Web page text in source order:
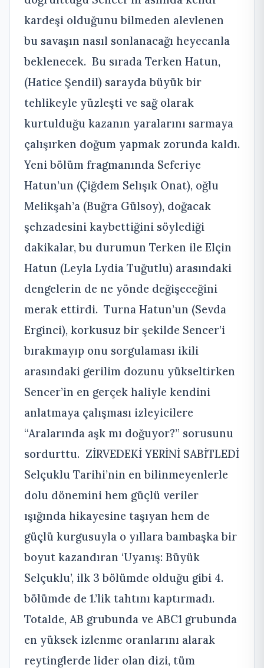
kardeşi olduğunu bilmeden alevlenen
bu savaşın nasıl sonlanacağı heyecanla
beklenecek. Bu sırada Terken Hatun,
(Hatice Şendil) sarayda büyük bir
tehlikeyle yüzleşti ve sağ olarak
kurtulduğu kazanın yaralarını sarmaya
çalışırken doğum yapmak zorunda kaldı.
Yeni bölüm fragmanında Seferiye
Hatun’un (Çiğdem Selışık Onat), oğlu
Melikşah’a (Buğra Gülsoy), doğacak
şehzadesini kaybettiğini söylediği
dakikalar, bu durumun Terken ile Elçin
Hatun (Leyla Lydia Tuğutlu) arasındaki
dengelerin de ne yönde değişeceğini
merak ettirdi. Turna Hatun’un (Sevda
Erginci), korkusuz bir şekilde Sencer’i
bırakmayıp onu sorgulaması ikili
arasındaki gerilim dozunu yükseltirken
Sencer’in en gerçek haliyle kendini
anlatmaya çalışması izleyicilere
“Aralarında aşk mı doğuyor?” sorusunu
sordurttu. ZİRVEDEKİ YERİNİ SABİTLEDİ
Selçuklu Tarihi’nin en bilinmeyenlerle
dolu dönemini hem güçlü veriler
ışığında hikayesine taşıyan hem de
güçlü kurgusuyla o yıllara bambaşka bir
boyut kazandıran ‘Uyanış: Büyük
Selçuklu’, ilk 3 bölümde olduğu gibi 4.
bölümde de 1.’lik tahtını kaptırmadı.
Totalde, AB grubunda ve ABC1 grubunda
en yüksek izlenme oranlarını alarak
reytinglerde lider olan dizi, tüm